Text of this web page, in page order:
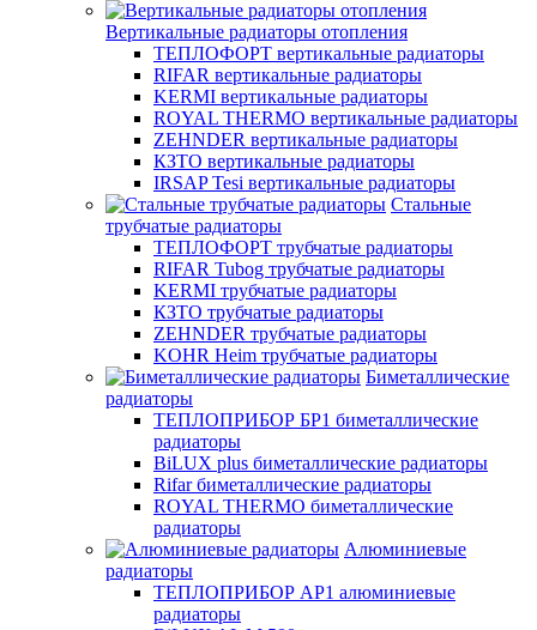
Вертикальные радиаторы отопления
ТЕПЛОФОРТ вертикальные радиаторы
RIFAR вертикальные радиаторы
KERMI вертикальные радиаторы
ROYAL THERMO вертикальные радиаторы
ZEHNDER вертикальные радиаторы
КЗТО вертикальные радиаторы
IRSAP Tesi вертикальные радиаторы
Стальные
трубчатые радиаторы
ТЕПЛОФОРТ трубчатые радиаторы
RIFAR Tubog трубчатые радиаторы
KERMI трубчатые радиаторы
КЗТО трубчатые радиаторы
ZEHNDER трубчатые радиаторы
KOHR Heim трубчатые радиаторы
Биметаллические
радиаторы
ТЕПЛОПРИБОР БР1 биметаллические
радиаторы
BiLUX plus биметаллические радиаторы
Rifar биметаллические радиаторы
ROYAL THERMO биметаллические
радиаторы
Алюминиевые
радиаторы
ТЕПЛОПРИБОР АР1 алюминиевые
радиаторы